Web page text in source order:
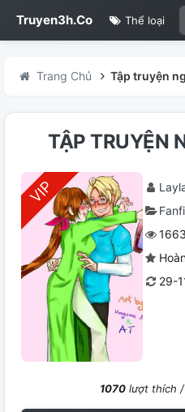
Truyen3h.Co Thể loại
Trang Chủ Tập truyện
TẬP TRUYỆN
29-
1070 lượt thích /